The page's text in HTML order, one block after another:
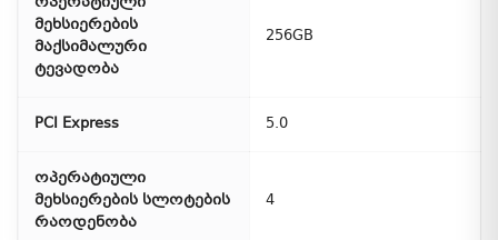
მეხსიერების
მაქსიმალური
ტევადობა
256GB
PCI Express 5.0
ოპერატიული
მეხსიერების სლოტების
რაოდენობა
4